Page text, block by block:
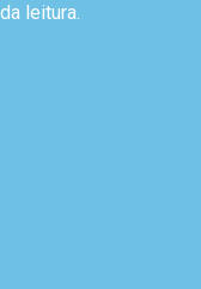
leitura.